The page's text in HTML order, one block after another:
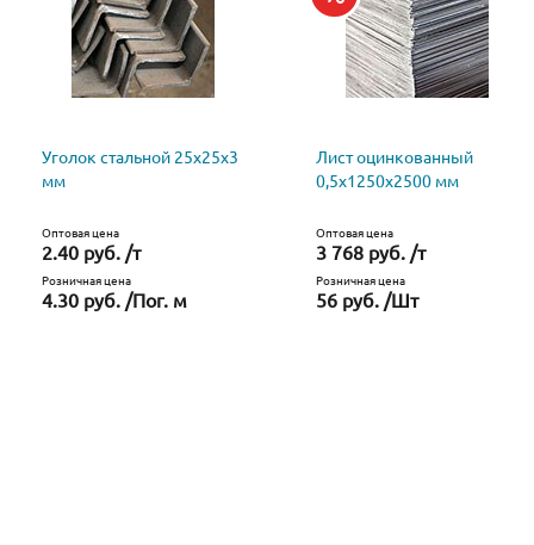
Уголок стальной 25х25х3
мм
Оптовая цена
2.40 руб. /т
Розничная цена
4.30 руб. /Пог. м
Лист оцинкованный
0,5х1250х2500 мм
Оптовая цена
3 768 руб. /т
Розничная цена
56 руб. /Шт